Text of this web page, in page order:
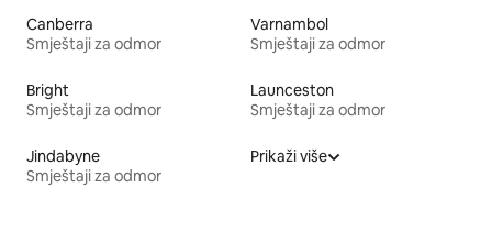
Canberra
Smještaji za odmor
Varnambol
Smještaji za odmor
Bright
Smještaji za odmor
Launceston
Smještaji za odmor
Jindabyne
Smještaji za odmor
Prikaži više